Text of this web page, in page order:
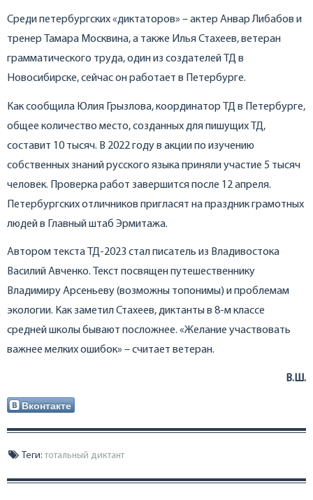
Среди петербургских «диктаторов» – актер Анвар Либабов и
тренер Тамара Москвина, а также Илья Стахеев, ветеран
грамматического труда, один из создателей ТД в
Новосибирске, сейчас он работает в Петербурге.
Как сообщила Юлия Грызлова, координатор ТД в Петербурге,
общее количество место, созданных для пишущих ТД,
составит 10 тысяч. В 2022 году в акции по изучению
собственных знаний русского языка приняли участие 5 тысяч
человек. Проверка работ завершится после 12 апреля.
Петербургских отличников пригласят на праздник грамотных
людей в Главный штаб Эрмитажа.
Автором текста ТД-2023 стал писатель из Владивостока
Василий Авченко. Текст посвящен путешественнику
Владимиру Арсеньеву (возможны топонимы) и проблемам
экологии. Как заметил Стахеев, диктанты в 8-м классе
средней школы бывают посложнее. «Желание участвовать
важнее мелких ошибок» – считает ветеран.
В.Ш.
Вконтакте
Теги: тотальный диктант